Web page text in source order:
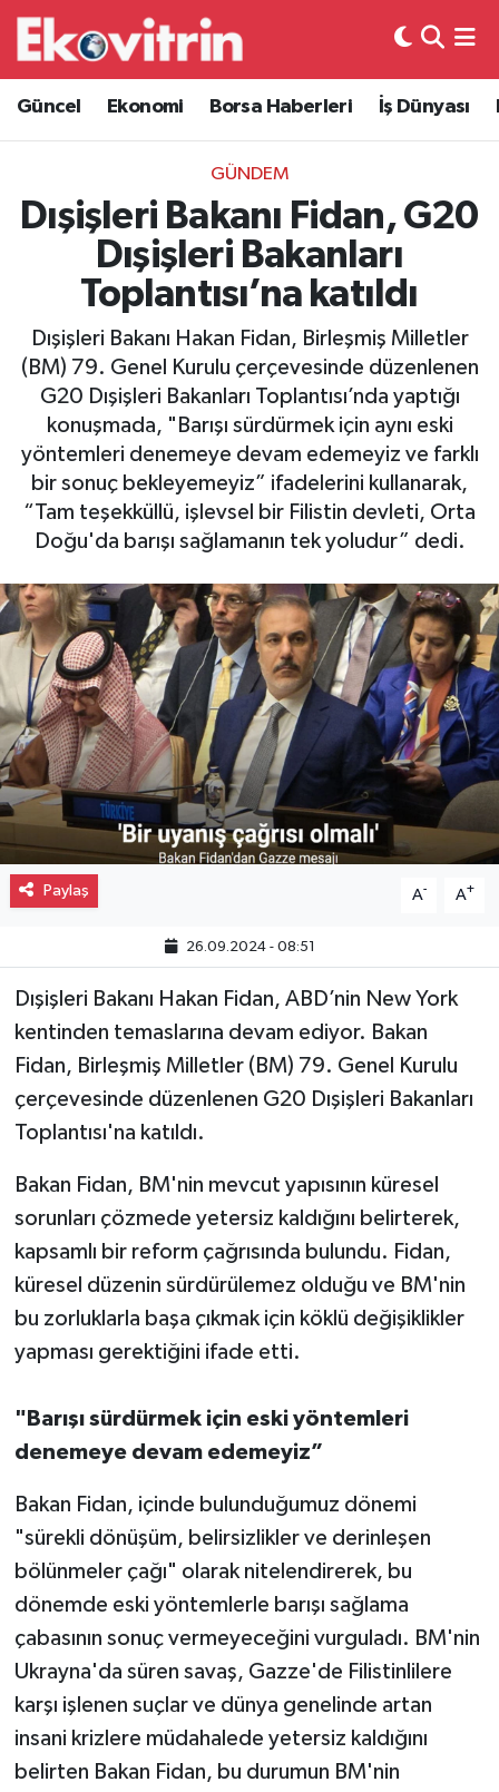
Güncel Ekonomi Borsa Haberleri İş Dünyası
GÜNDEM
Dışişleri Bakanı Fidan, G20
Dışişleri Bakanları
Toplantısı’na katıldı
Dışişleri Bakanı Hakan Fidan, Birleşmiş Milletler
(BM) 79. Genel Kurulu çerçevesinde düzenlenen
G20 Dışişleri Bakanları Toplantısı’nda yaptığı
konuşmada, "Barışı sürdürmek için aynı eski
yöntemleri denemeye devam edemeyiz ve farklı
bir sonuç bekleyemeyiz” ifadelerini kullanarak,
“Tam teşekküllü, işlevsel bir Filistin devleti, Orta
Doğu'da barışı sağlamanın tek yoludur” dedi.
Paylaş A- A+
26.09.2024 - 08:51
Dışişleri Bakanı Hakan Fidan, ABD’nin New York
kentinden temaslarına devam ediyor. Bakan
Fidan, Birleşmiş Milletler (BM) 79. Genel Kurulu
çerçevesinde düzenlenen G20 Dışişleri Bakanları
Toplantısı'na katıldı.
Bakan Fidan, BM'nin mevcut yapısının küresel
sorunları çözmede yetersiz kaldığını belirterek,
kapsamlı bir reform çağrısında bulundu. Fidan,
küresel düzenin sürdürülemez olduğu ve BM'nin
bu zorluklarla başa çıkmak için köklü değişiklikler
yapması gerektiğini ifade etti.
"Barışı sürdürmek için eski yöntemleri
denemeye devam edemeyiz”
Bakan Fidan, içinde bulunduğumuz dönemi
"sürekli dönüşüm, belirsizlikler ve derinleşen
bölünmeler çağı" olarak nitelendirerek, bu
dönemde eski yöntemlerle barışı sağlama
çabasının sonuç vermeyeceğini vurguladı. BM'nin
Ukrayna'da süren savaş, Gazze'de Filistinlilere
karşı işlenen suçlar ve dünya genelinde artan
insani krizlere müdahalede yetersiz kaldığını
belirten Bakan Fidan, bu durumun BM'nin
Güncel
Ekonomi
Borsa Haberleri
İş Dünyası
Lojistik
Otovitrin
Asayiş
Magazin
Gayrimenkul
Spor
Eğitim
Hava Durumu
Trafik Durumu
Süper Lig Puan Durumu ve Fikstür
Tüm Manşetler
Son Dakika Haberleri
Haber Arşivi